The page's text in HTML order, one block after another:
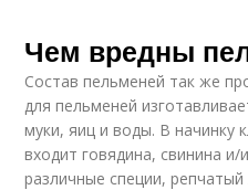
Чем вредны
Состав пельменей так же
для пельменей
муки, яиц и воды. В начинку
входит говядина, свинина
различные специи, репчатый